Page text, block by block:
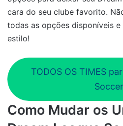
cara do seu clube favorito.
todas as opções disponíveis
estilo!
TODOS OS TIMES
Como Mudar os